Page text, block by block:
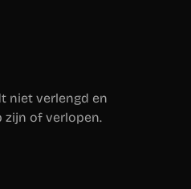
niet verlengd en
zijn of verlopen.